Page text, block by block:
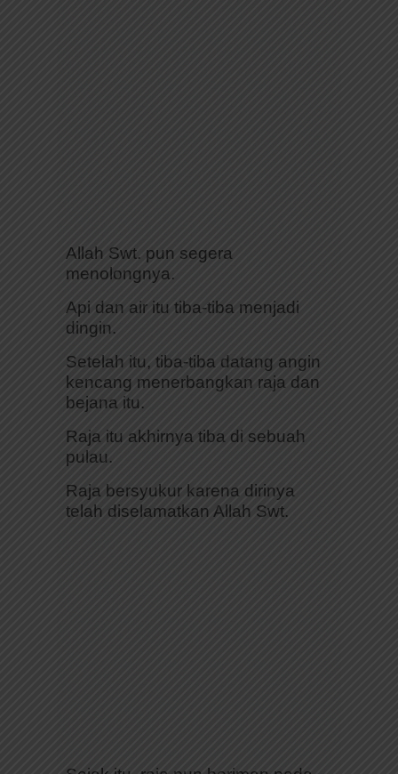
Allah Swt. pun segera
menolongnya.
Api dan air itu tiba-tiba menjadi
dingin.
Setelah itu, tiba-tiba datang angin
kencang menerbangkan raja dan
bejana itu.
Raja itu akhirnya tiba di sebuah
pulau.
Raja bersyukur karena dirinya
telah diselamatkan Allah Swt.